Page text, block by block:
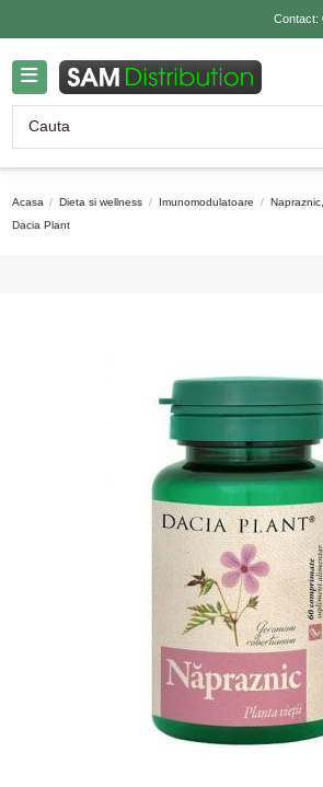
Contact:
Acasa Dieta si wellness Imunomodulatoare
Dacia Plant